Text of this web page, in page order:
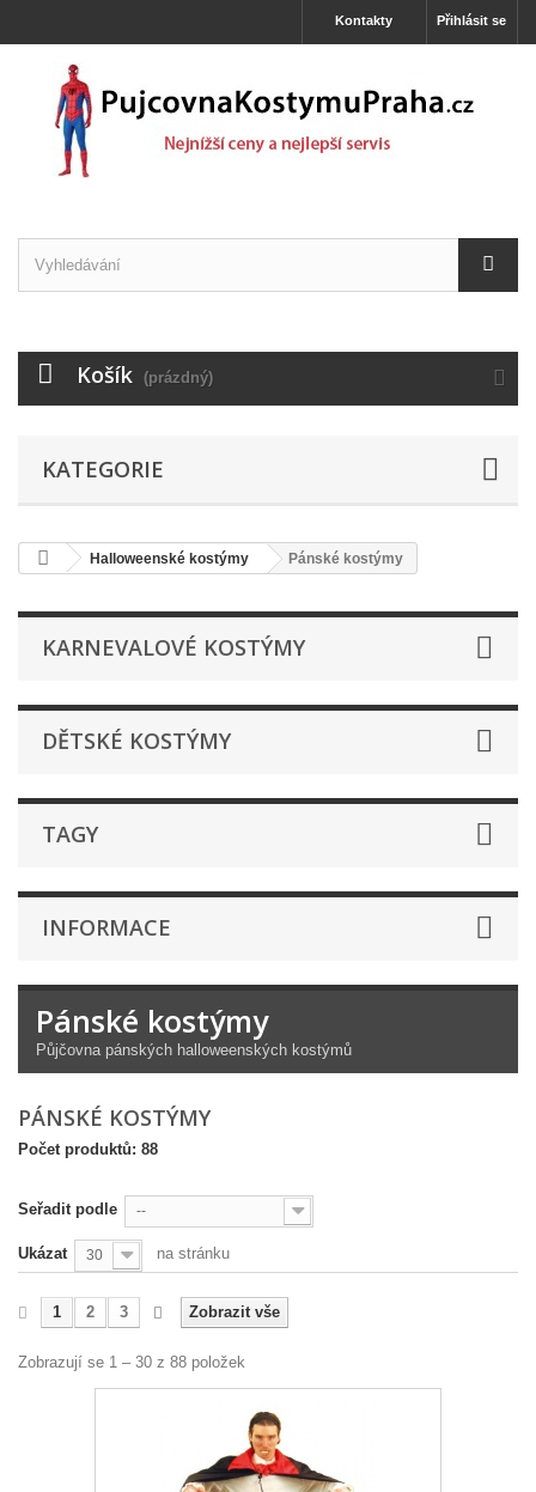
Přihlásit se
Kontakty
Košík (prázdný)
KATEGORIE
Halloweenské kostýmy Pánské kostýmy
KARNEVALOVÉ KOSTÝMY
DĚTSKÉ KOSTÝMY
TAGY
INFORMACE
Pánské kostýmy
Půjčovna pánských halloweenských kostýmů
PÁNSKÉ KOSTÝMY
Počet produktů: 88
Seřadit podle --
Ukázat 30 na stránku
Zobrazit vše
1 2 3
Zobrazují se 1 – 30 z 88 položek